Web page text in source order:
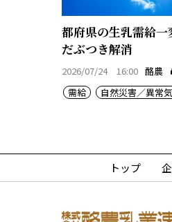
都府県の生乳需給
だぶつき解消
2026/07/24 16:00 酪農
需給
自然災害／異常
トップ